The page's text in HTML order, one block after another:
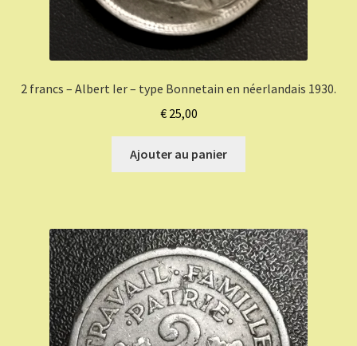
2 francs – Albert Ier – type Bonnetain en néerlandais 1930.
€25,00
Ajouter au panier